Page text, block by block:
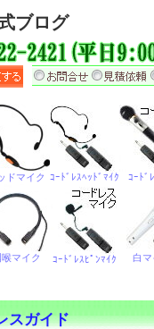
ブログ
スガイド